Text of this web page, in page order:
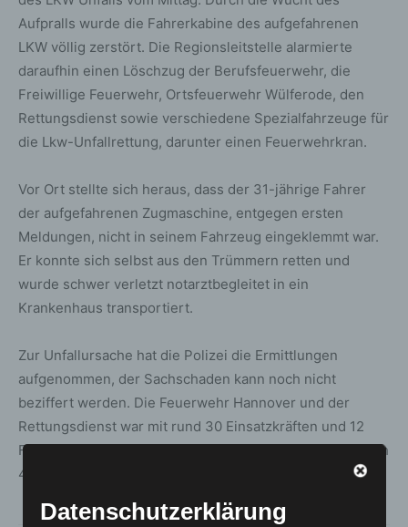
Aufpralls wurde die Fahrerkabine des aufgefahrenen
LKW völlig zerstört. Die Regionsleitstelle alarmierte
daraufhin einen Löschzug der Berufsfeuerwehr, die
Freiwillige Feuerwehr, Ortsfeuerwehr Wülferode, den
Rettungsdienst sowie verschiedene Spezialfahrzeuge für
die Lkw-Unfallrettung, darunter einen Feuerwehrkran.
Vor Ort stellte sich heraus, dass der 31-jährige Fahrer
der aufgefahrenen Zugmaschine, entgegen ersten
Meldungen, nicht in seinem Fahrzeug eingeklemmt war.
Er konnte sich selbst aus den Trümmern retten und
wurde schwer verletzt notarztbegleitet in ein
Krankenhaus transportiert.
Zur Unfallursache hat die Polizei die Ermittlungen
aufgenommen, der Sachschaden kann noch nicht
beziffert werden. Die Feuerwehr Hannover und der
Rettungsdienst war mit rund 30 Einsatzkräften und 12
Fahrzeugen sowie dem Rettungshubschrauber Christoph
4, vor Ort.
Datenschutzerklärung